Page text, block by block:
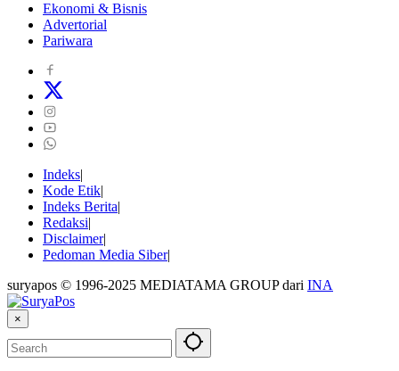
Ekonomi & Bisnis
Advertorial
Pariwara
Indeks
Kode Etik
Indeks Berita
Redaksi
Disclaimer
Pedoman Media Siber
suryapos © 1996-2025 MEDIATAMA GROUP dari INA
×